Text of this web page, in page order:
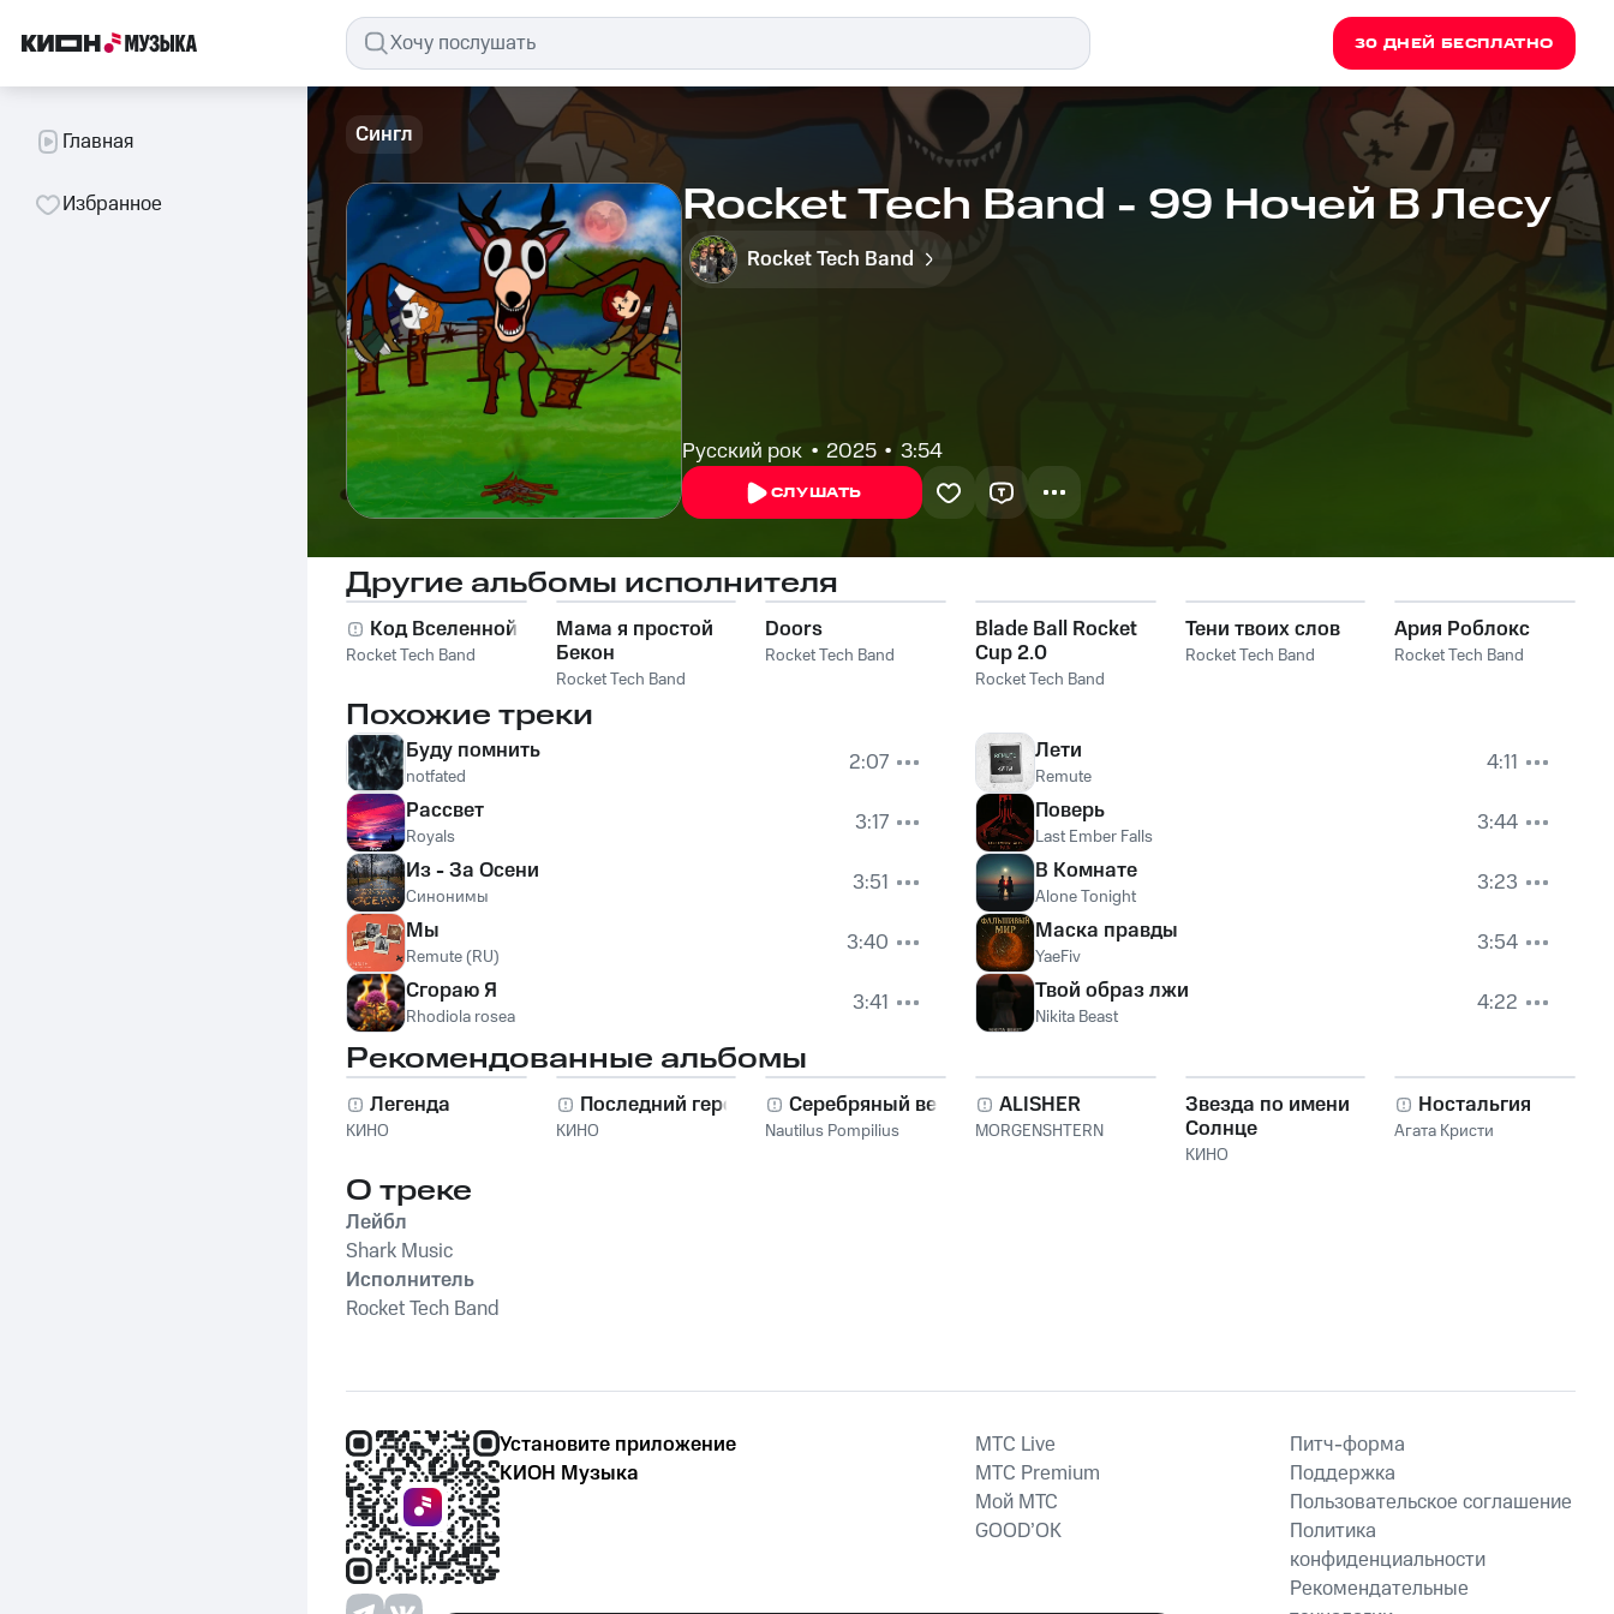
30 ДНЕЙ БЕСПЛАТНО
Главная
Избранное
Сингл
Rocket Tech Band - 99 Ночей В Лесу
Rocket Tech Band
Русский рок 2025 3:54
СЛУШАТЬ
Другие альбомы исполнителя
Код Вселенной
Rocket Tech Band
Мама я простой
Бекон
Rocket Tech Band
Doors
Rocket Tech Band
Blade Ball Rocket
Cup 2.0
Rocket Tech Band
Тени твоих слов
Rocket Tech Band
Ария Роблокc
Rocket Tech Band
Похожие треки
Буду помнить
notfated
2:07
Рассвет
Royals
3:17
Из - За Осени
Синонимы
3:51
Мы
Remute (RU)
3:40
Сгораю Я
Rhodiola rosea 3:41
Лети
Remute
4:11
Поверь
Last Ember Falls
3:44
В Комнате
Alone Tonight
3:23
Маска правды
YaeFiv
3:54
Твой образ лжи
Nikita Beast 4:22
Рекомендованные альбомы
Легенда
КИНО
Последний герой
КИНО
Серебряный век
Nautilus Pompilius
ALISHER
MORGENSHTERN
Звезда по имени
Солнце
КИНО
Ностальгия
Агата Кристи
О треке
Лейбл
Shark Music
Исполнитель
Rocket Tech Band
Установите приложение
КИОН Музыка
MTС Live
MTС Premium
Мой МТС
GOOD’OK
Питч-форма
Поддержка
Пользовательское соглашение
Политика
конфиденциальности
Рекомендательные